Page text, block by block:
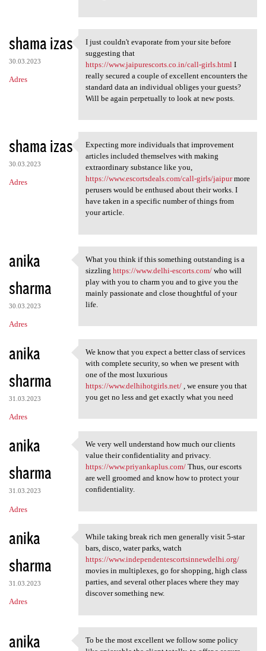
shama izas
30.03.2023
Adres
I just couldn't evaporate
I just couldn't evaporate from your site before
suggesting that
https://www.jaipurescorts.co.in/call-girls.html I
really secured a couple of excellent encounters the
standard data an individual obliges your guests?
Will be again perpetually to look at new posts.
shama izas
30.03.2023
Adres
Expecting more individuals
Expecting more individuals that improvement
articles included themselves with making
extraordinary substance like you,
https://www.escortsdeals.com/call-girls/jaipurmore
perusers would be enthused about their works. I
have taken in a specific number of things from
your article.
anika
sharma
30.03.2023
Adres
What you think if this
What you think if this something outstanding is a
sizzling https://www.delhi-escorts.com/who will
play with you to charm you and to give you the
mainly passionate and close thoughtful of your
life.
anika
sharma
31.03.2023
Adres
We know that you expect a
We know that you expect a better class of services
with complete security, so when we present with
one of the most luxurious
https://www.delhihotgirls.net/, we ensure you that
you get no less and get exactly what you need
anika
sharma
31.03.2023
Adres
We very well understand how
We very well understand how much our clients
value their confidentiality and privacy.
https://www.priyankaplus.com/Thus, our escorts
are well groomed and know how to protect your
confidentiality.
anika
sharma
31.03.2023
Adres
While taking break rich men
While taking break rich men generally visit 5-star
bars, disco, water parks, watch
https://www.independentescortsinnewdelhi.org/
movies in multiplexes, go for shopping, high class
parties, and several other places where they may
discover something new.
anika
To be the most excellent we follow some policy